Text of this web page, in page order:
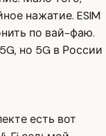
нажатие. ESIM
по вай-фаю.
но 5G в России
есть вот